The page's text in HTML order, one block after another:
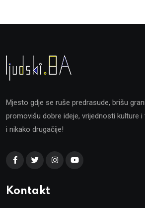
Mjesto gdje se ruše predrasude, brišu
promovišu dobre ideje, vrijednosti kulture i
i nikako drugačije!
Kontakt